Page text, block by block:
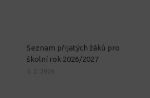
Seznam přijatých žáků pro
školní rok 2026/2027
5. 2. 2026